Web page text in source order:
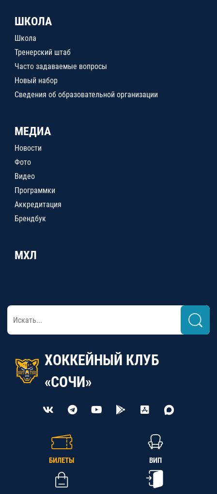
ШКОЛА
Школа
Тренерский штаб
Часто задаваемые вопросы
Новый набор
Сведения об образовательной организации
МЕДИА
Новости
Фото
Видео
Программки
Аккредитация
Брендбук
МХЛ
ХОККЕЙНЫЙ КЛУБ
«СОЧИ»
БИЛЕТЫ ВИП